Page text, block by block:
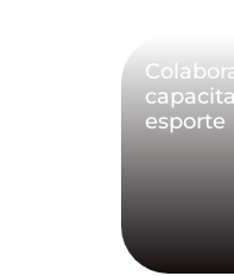
esporte